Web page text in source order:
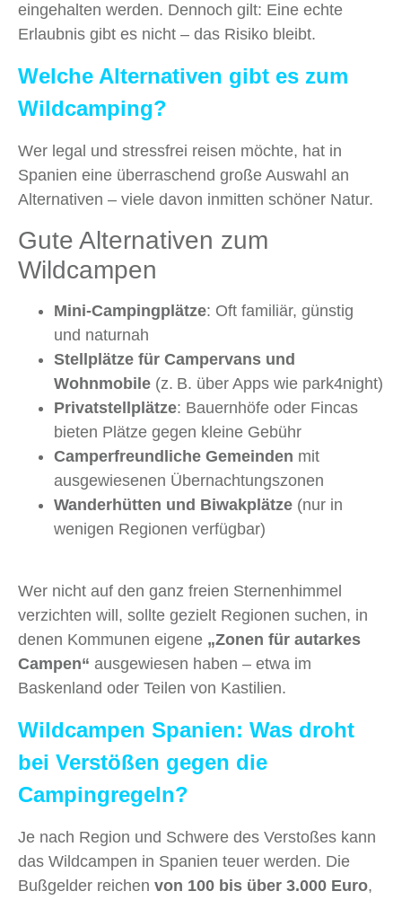
eingehalten werden. Dennoch gilt: Eine echte
Erlaubnis gibt es nicht – das Risiko bleibt.
Welche Alternativen gibt es zum
Wildcamping?
Wer legal und stressfrei reisen möchte, hat in
Spanien eine überraschend große Auswahl an
Alternativen – viele davon inmitten schöner Natur.
Gute Alternativen zum
Wildcampen
Mini-Campingplätze: Oft familiär, günstig
und naturnah
Stellplätze für Campervans und
Wohnmobile (z. B. über Apps wie park4night)
Privatstellplätze: Bauernhöfe oder Fincas
bieten Plätze gegen kleine Gebühr
Camperfreundliche Gemeinden mit
ausgewiesenen Übernachtungszonen
Wanderhütten und Biwakplätze (nur in
wenigen Regionen verfügbar)
Wer nicht auf den ganz freien Sternenhimmel
verzichten will, sollte gezielt Regionen suchen, in
denen Kommunen eigene „Zonen für autarkes
Campen“ ausgewiesen haben – etwa im
Baskenland oder Teilen von Kastilien.
Wildcampen Spanien: Was droht
bei Verstößen gegen die
Campingregeln?
Je nach Region und Schwere des Verstoßes kann
das Wildcampen in Spanien teuer werden. Die
Bußgelder reichen von 100 bis über 3.000 Euro,